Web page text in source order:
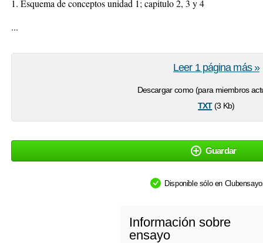
1. Esquema de conceptos unidad 1; capitulo 2, 3 y 4
...
Descargar como (para miembros
txt(3 Kb)
Leer 1 página más »
Guardar
Disponible sólo en
Información sobre
ensayo